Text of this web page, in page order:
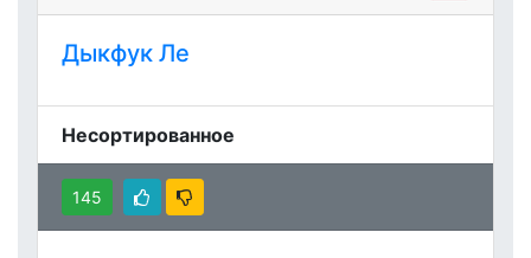
Дыкфук Ле
Несортированное
145